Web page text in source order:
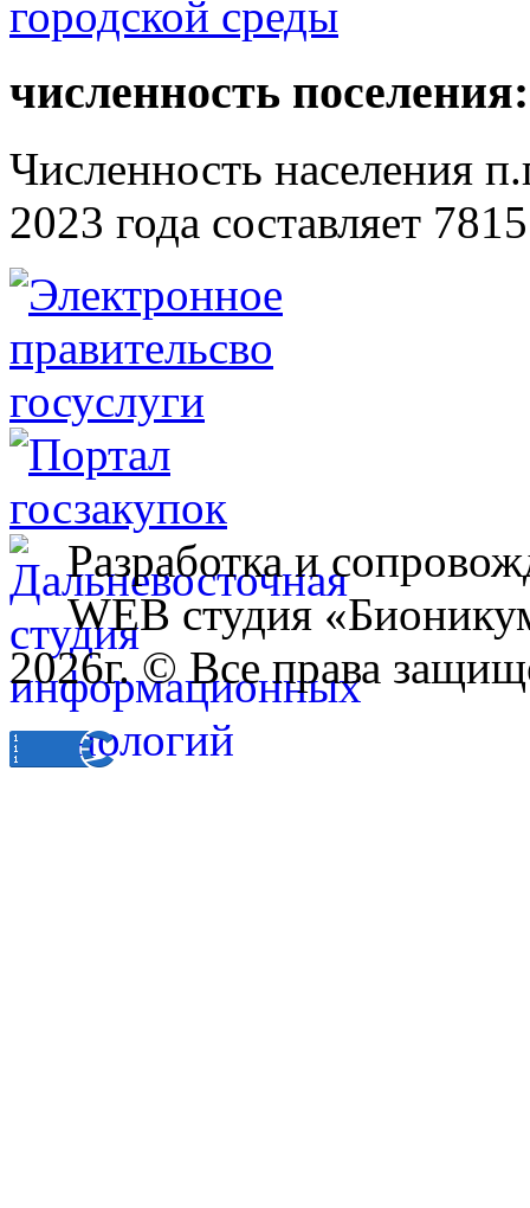
численность поселения:
Численность населения
2023 года составляет
Разработка и
WEB студия
2026г. © Все права